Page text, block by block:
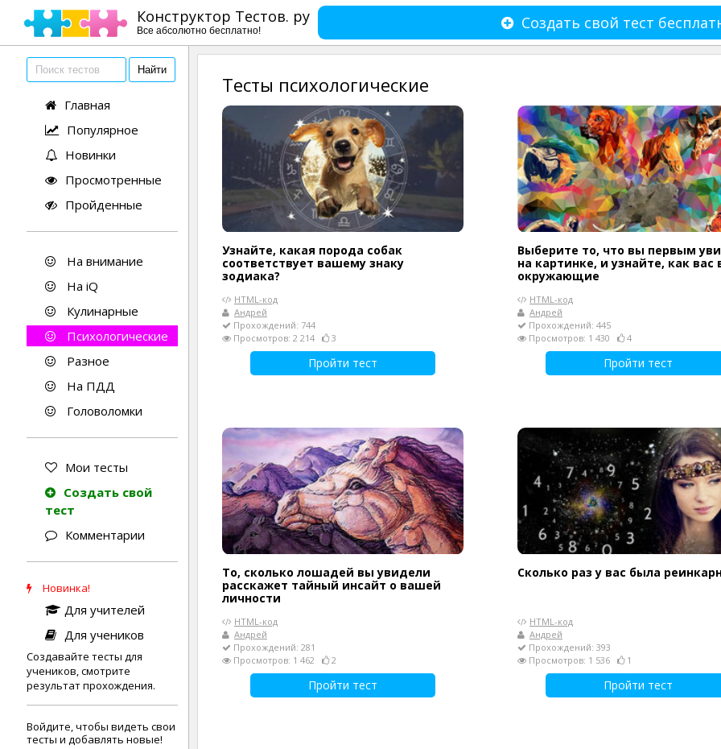
Конструктор Тестов. ру
Все абсолютно бесплатно! Создать свой тест
Главная
Популярное
Новинки
Просмотренные
Пройденные
На внимание
На iQ
Кулинарные
Психологические
Разное
На ПДД
Головоломки
Мои тесты
Создать свой
тест
Комментарии
Новинка!
Для учителей
Для учеников
Создавайте тесты для
учеников, смотрите
результат прохождения.
Войдите, чтобы видеть свои
тесты и добавлять новые!
Тесты психологические
Узнайте, какая порода собак
соответствует вашему знаку
зодиака?
HTML-код
Андрей
Прохождений: 744
Просмотров: 2 214
3
Пройти тест
Выберите то, что вы первым
на картинке, и узнайте, как вас
окружающие
HTML-код
Андрей
Прохождений: 445
Просмотров: 1 430
4
Пройти тест
То, сколько лошадей вы увидели
расскажет тайный инсайт о вашей
личности
HTML-код
Андрей
Прохождений: 281
Просмотров: 1 462
2
Пройти тест
Сколько раз у вас была
HTML-код
Андрей
Прохождений: 393
Просмотров: 1 536
1
Пройти тест